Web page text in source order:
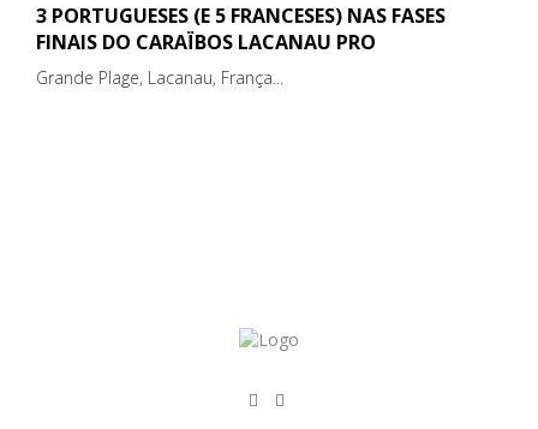
3 PORTUGUESES (E 5 FRANCESES) NAS FASES
FINAIS DO CARAÏBOS LACANAU PRO
Grande Plage, Lacanau, França...